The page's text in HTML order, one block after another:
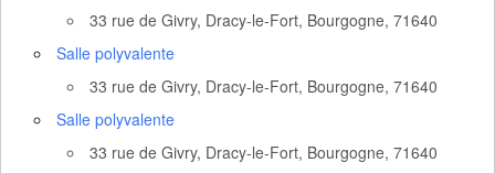
33 rue de Givry, Dracy-le-Fort, Bourgogne, 71640
Salle polyvalente
33 rue de Givry, Dracy-le-Fort, Bourgogne, 71640
Salle polyvalente
33 rue de Givry, Dracy-le-Fort, Bourgogne, 71640